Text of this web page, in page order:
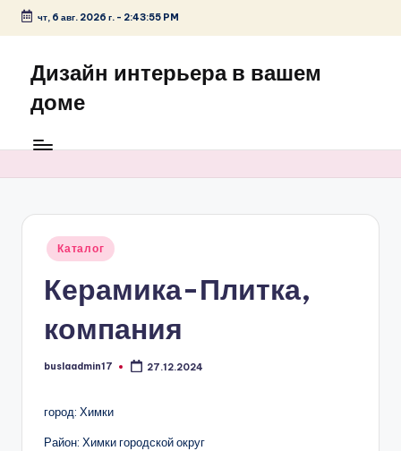
Перейти
содержимому
чт, 6 авг. 2026 г.- 2:43:55 PM
Дизайн интерьера в вашем
доме
Опубликовано
Каталог
Керамика-Плитка,
компания
Запись
buslaadmin17 27.12.2024
город: Химки
Район: Химки городской округ